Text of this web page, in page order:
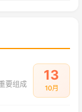
要组成
13
10月